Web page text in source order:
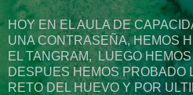
HOY EN EL AULA DE
UNA CONTRASEÑA, HEMOS
EL TANGRAM, LUEGO
DESPUES HEMOS PROBADO
RETO DEL HUEVO Y POR